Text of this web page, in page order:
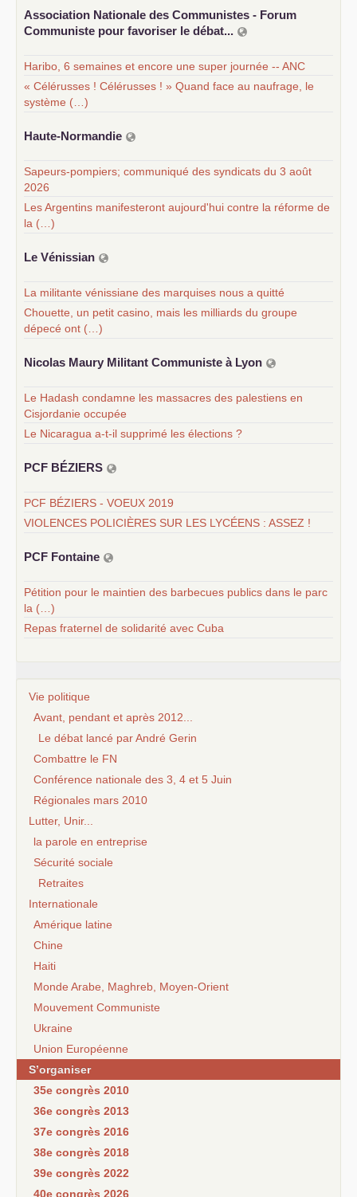
Association Nationale des Communistes - Forum
Communiste pour favoriser le débat...
Haribo, 6 semaines et encore une super journée -- ANC
« Célérusses ! Célérusses ! » Quand face au naufrage, le
système (…)
Haute-Normandie
Sapeurs-pompiers; communiqué des syndicats du 3 août
2026
Les Argentins manifesteront aujourd'hui contre la réforme de
la (…)
Le Vénissian
La militante vénissiane des marquises nous a quitté
Chouette, un petit casino, mais les milliards du groupe
dépecé ont (…)
Nicolas Maury Militant Communiste à Lyon
Le Hadash condamne les massacres des palestiens en
Cisjordanie occupée
Le Nicaragua a-t-il supprimé les élections ?
PCF BÉZIERS
PCF BÉZIERS - VOEUX 2019
VIOLENCES POLICIÈRES SUR LES LYCÉENS : ASSEZ !
PCF Fontaine
Pétition pour le maintien des barbecues publics dans le parc
la (…)
Repas fraternel de solidarité avec Cuba
Vie politique
Avant, pendant et après 2012...
Le débat lancé par André Gerin
Combattre le FN
Conférence nationale des 3, 4 et 5 Juin
Régionales mars 2010
Lutter, Unir...
la parole en entreprise
Sécurité sociale
Retraites
Internationale
Amérique latine
Chine
Haiti
Monde Arabe, Maghreb, Moyen-Orient
Mouvement Communiste
Ukraine
Union Européenne
S’organiser
35e congrès 2010
36e congrès 2013
37e congrès 2016
38e congrès 2018
39e congrès 2022
40e congrès 2026